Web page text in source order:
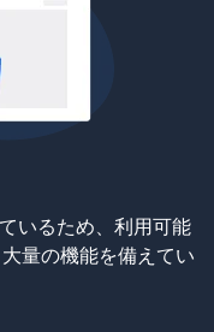
いるため、利用可能
量の機能を備えてい